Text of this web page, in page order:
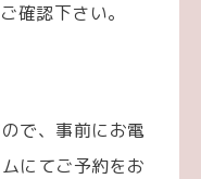
確認下さい。
で、事前にお電
にてご予約をお